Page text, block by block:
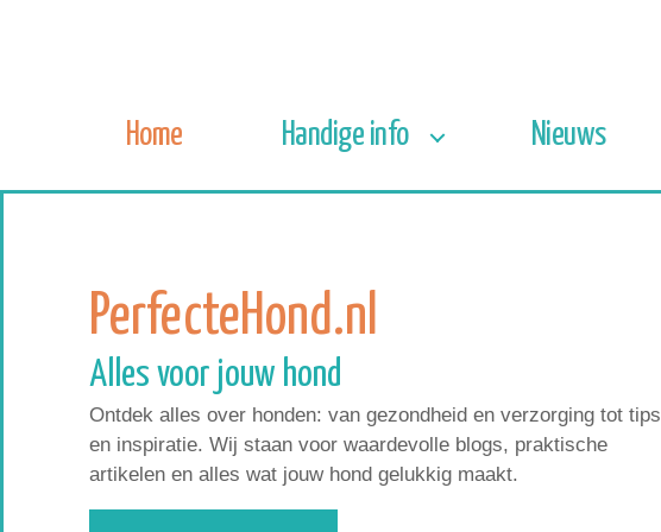
Home Handige info Nieuws
PerfecteHond.nl
Alles voor jouw hond
Ontdek alles over honden: van gezondheid en verzorging tot tips
en inspiratie. Wij staan voor waardevolle blogs, praktische
artikelen en alles wat jouw hond gelukkig maakt.